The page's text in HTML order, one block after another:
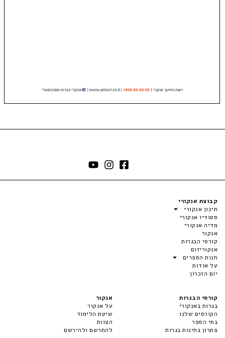
קבוצת אנקורי
תיכון אנקורי
סטודיו אנקורי
מדיה אנקורי
אנקור
קורסי הבגרות
אנקוריזום
חנות הספרים
על אודות
יום הזכרון
קורסי הבגרות
בגרות באנקורי
הקורסים שלנו
בתי הספר
פתרון בחינות בגרות
אנקור
על אנקור
שיטת הלימוד
הצוות
להתרשם ולהירשם